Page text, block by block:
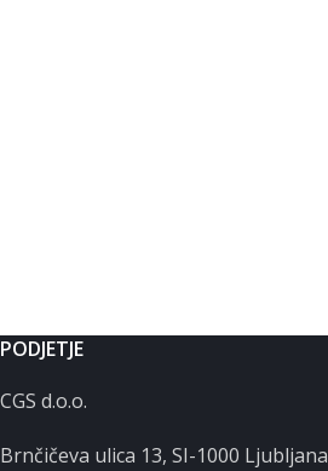
PODJETJE
CGS d.o.o.
Brnčičeva ulica 13, SI-1000 Ljubljana